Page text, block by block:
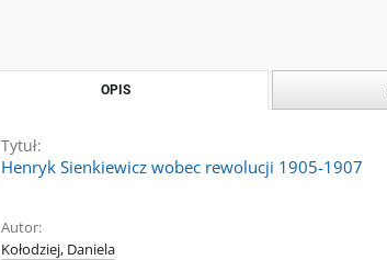
OPIS
Tytuł:
Henryk Sienkiewicz wobec rewolucji 1905-1907
Autor:
Kołodziej, Daniela